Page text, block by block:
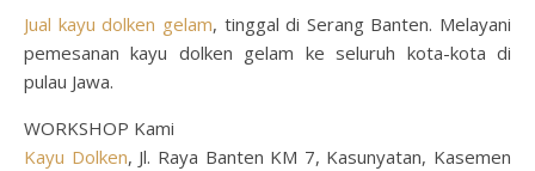
Jual kayu dolken gelam, tinggal di Serang Banten. Melayani
pemesanan kayu dolken gelam ke seluruh kota-kota di
pulau Jawa.
WORKSHOP Kami
Kayu Dolken, Jl. Raya Banten KM 7, Kasunyatan, Kasemen